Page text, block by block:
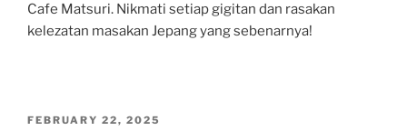
Cafe Matsuri. Nikmati setiap gigitan dan rasakan
kelezatan masakan Jepang yang sebenarnya!
POSTED
FEBRUARY 22, 2025